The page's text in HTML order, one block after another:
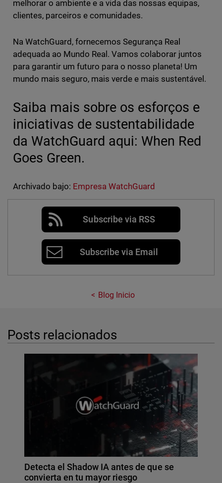
melhorar o ambiente e a vida das nossas equipas,
clientes, parceiros e comunidades.
Na WatchGuard, fornecemos Segurança Real
adequada ao Mundo Real. Vamos colaborar juntos
para garantir um futuro para o nosso planeta! Um
mundo mais seguro, mais verde e mais sustentável.
Saiba mais sobre os esforços e
iniciativas de sustentabilidade
da WatchGuard aqui: When Red
Goes Green.
Archivado bajo: Empresa WatchGuard
Subscribe via RSS
Subscribe via Email
Blog Inicio
Posts relacionados
Detecta el Shadow IA antes de que se
convierta en tu mayor riesgo